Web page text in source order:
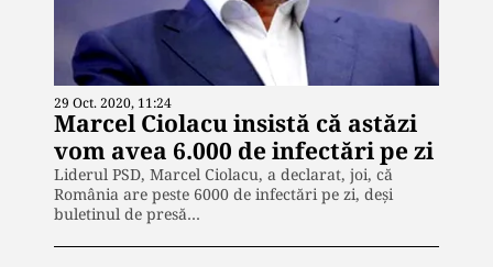
29 Oct. 2020, 11:24
Marcel Ciolacu insistă că astăzi
vom avea 6.000 de infectări pe zi
Liderul PSD, Marcel Ciolacu, a declarat, joi, că
România are peste 6000 de infectări pe zi, deși
buletinul de presă…